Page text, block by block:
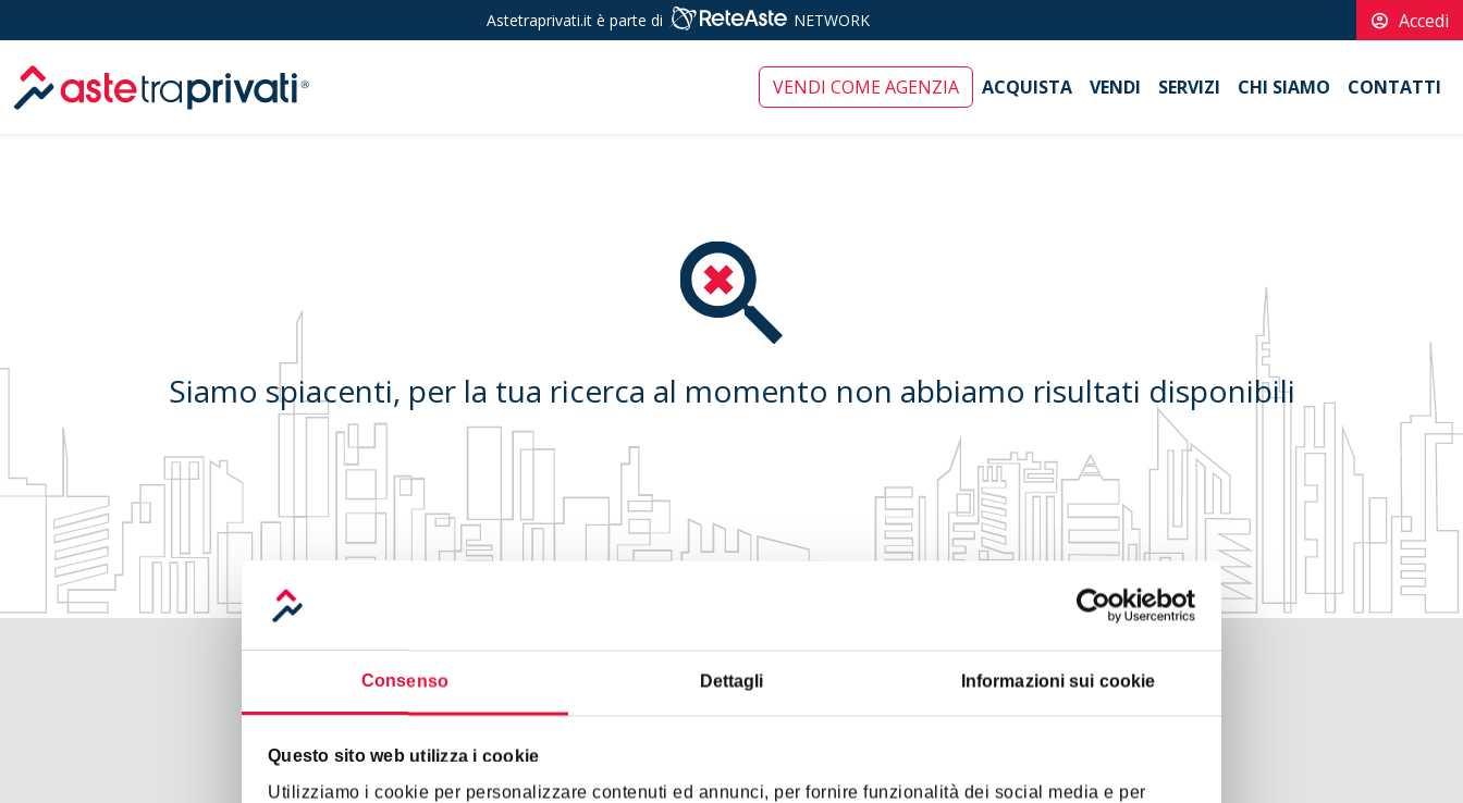
Consenso Dettagli Informazioni sui cookie
Questo sito web utilizza i cookie
Utilizziamo i cookie per personalizzare contenuti ed annunci, per fornire funzionalità dei social media e per
Astetraprivati.it è parte di NETWORK account_circle Accedi
Aste immobiliari tra privati VENDI COME AGENZIA ACQUISTA VENDI SERVIZI CHI SIAMO CONTATTI
Siamo spiacenti, per la tua ricerca al momento non abbiamo risultati disponibili